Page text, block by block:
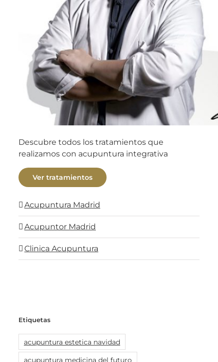
Descubre todos los tratamientos que
realizamos con acupuntura integrativa
Ver tratamientos
Acupuntura Madrid
Acupuntor Madrid
Clinica Acupuntura
Etiquetas
acupuntura estetica navidad
acupuntura medicina del futuro